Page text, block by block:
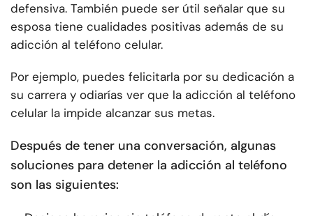
defensiva. También puede ser útil señalar que su
esposa tiene cualidades positivas además de su
adicción al teléfono celular.
Por ejemplo, puedes felicitarla por su dedicación a
su carrera y odiarías ver que la adicción al teléfono
celular la impide alcanzar sus metas.
Después de tener una conversación, algunas
soluciones para detener la adicción al teléfono
son las siguientes: